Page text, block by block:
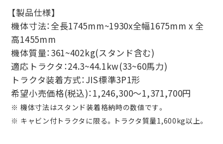
【製品仕様】
機体寸法：全長1745mm~1930x全幅1675mm x 全
高1455mm
機体質量：361~402kg(スタンド含む)
適応トラクタ：24.3~44.1kw(33~60馬力)
トラクタ装着方式：JIS標準3P1形
希望小売価格(税込)：1,246,300～1,371,700円
※ 機体寸法はスタンド装着格納時の数値です。
※ キャビン付トラクタに限る。トラクタ質量1,600kg以上。